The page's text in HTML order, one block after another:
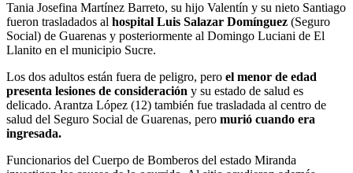
Tania Josefina Martínez Barreto, su hijo Valentín y su nieto Santiago
fueron trasladados al hospital Luis Salazar Domínguez (Seguro
Social) de Guarenas y posteriormente al Domingo Luciani de El
Llanito en el municipio Sucre.
Los dos adultos están fuera de peligro, pero el menor de edad
presenta lesiones de consideración y su estado de salud es
delicado. Arantza López (12) también fue trasladada al centro de
salud del Seguro Social de Guarenas, pero murió cuando era
ingresada.
Funcionarios del Cuerpo de Bomberos del estado Miranda